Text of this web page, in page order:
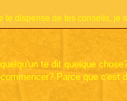
dispense de tes conseils, je
te dit quelque
Parce que c'est